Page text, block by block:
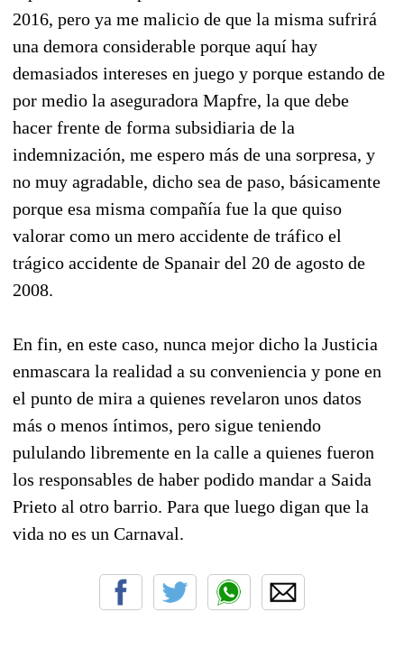
2016, pero ya me malicio de que la misma sufrirá
una demora considerable porque aquí hay
demasiados intereses en juego y porque estando de
por medio la aseguradora Mapfre, la que debe
hacer frente de forma subsidiaria de la
indemnización, me espero más de una sorpresa, y
no muy agradable, dicho sea de paso, básicamente
porque esa misma compañía fue la que quiso
valorar como un mero accidente de tráfico el
trágico accidente de Spanair del 20 de agosto de
2008.
En fin, en este caso, nunca mejor dicho la Justicia
enmascara la realidad a su conveniencia y pone en
el punto de mira a quienes revelaron unos datos
más o menos íntimos, pero sigue teniendo
pululando libremente en la calle a quienes fueron
los responsables de haber podido mandar a Saida
Prieto al otro barrio. Para que luego digan que la
vida no es un Carnaval.